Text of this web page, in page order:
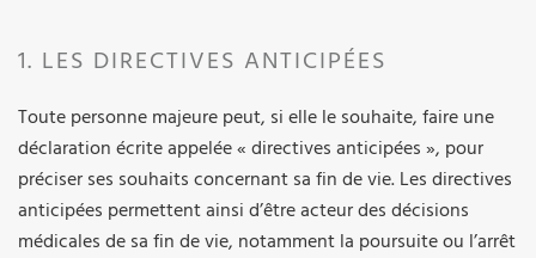
1. LES DIRECTIVES ANTICIPÉES
Toute personne majeure peut, si elle le souhaite, faire une
déclaration écrite appelée « directives anticipées », pour
préciser ses souhaits concernant sa fin de vie. Les directives
anticipées permettent ainsi d’être acteur des décisions
médicales de sa fin de vie, notamment la poursuite ou l’arrêt